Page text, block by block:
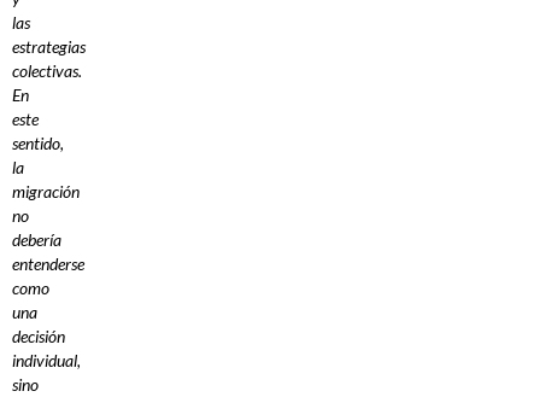
las
estrategias
colectivas.
En
este
sentido,
la
migración
no
debería
entenderse
como
una
decisión
individual,
sino